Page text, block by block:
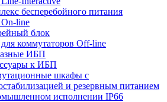
бесперебойного питания
line
блок
коммутаторов Off-line
ИБП
к ИБП
шкафы с
и резервным питанием
исполнении IP66